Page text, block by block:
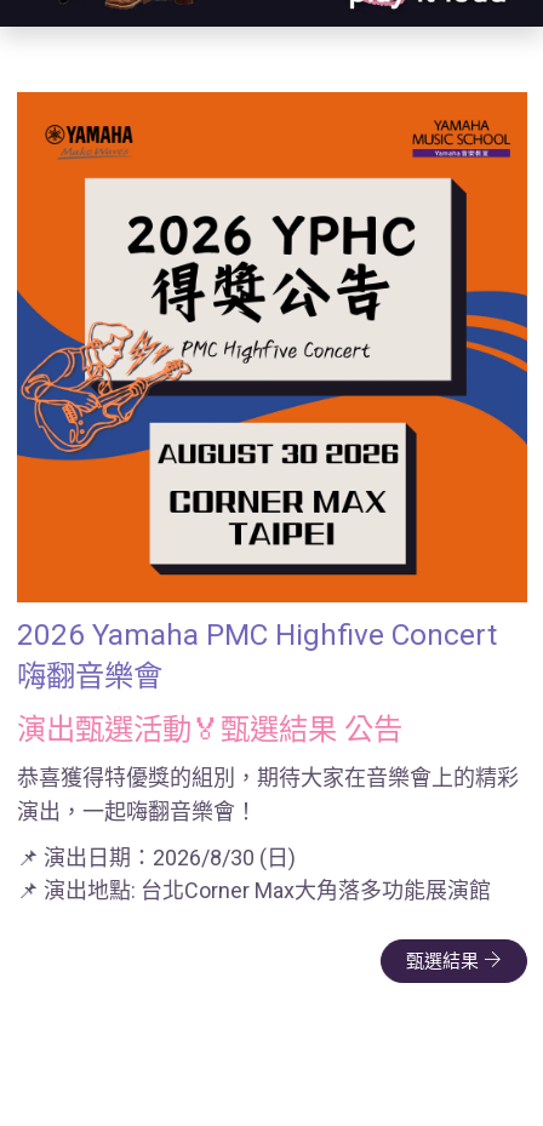
2026 Yamaha PMC Highfive Concert
嗨翻音樂會
演出甄選活動🏅甄選結果 公告
恭喜獲得特優獎的組別，期待大家在音樂會上的精彩
演出，一起嗨翻音樂會！
📌 演出日期：2026/8/30 (日)
📌 演出地點: 台北Corner Max大角落多功能展演館
甄選結果